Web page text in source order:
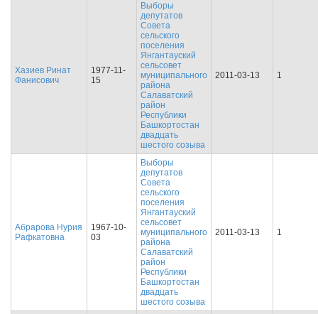
Хазиев Ринат
Фанисович
1977-11-
15
Выборы
депутатов
Совета
сельского
поселения
Янгантауский
сельсовет
муниципального
района
Салаватский
район
Республики
Башкортостан
двадцать
шестого созыва
2011-03-13 1
Абрарова Нурия
Рафкатовна
1967-10-
03
Выборы
депутатов
Совета
сельского
поселения
Янгантауский
сельсовет
муниципального
района
Салаватский
район
Республики
Башкортостан
двадцать
шестого созыва
2011-03-13 1